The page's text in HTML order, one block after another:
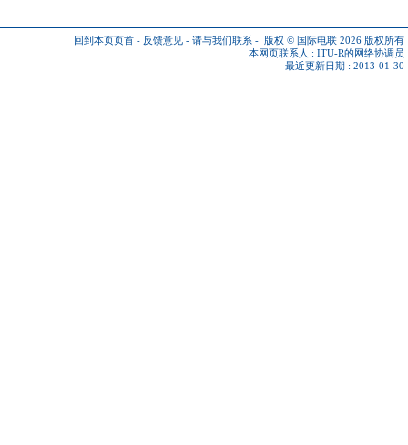
回到本页页首 - 反馈意见 - 请与我们联系 - 版权 © 国际电联 2026 版权所有
本网页联系人 : ITU-R的网络协调员
最近更新日期 : 2013-01-30